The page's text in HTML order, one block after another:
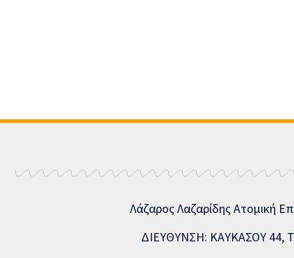
Λάζαρος Λαζαρίδης Ατομική
ΔΙΕΥΘΥΝΣΗ: ΚΑΥΚΑΣΟΥ 44,